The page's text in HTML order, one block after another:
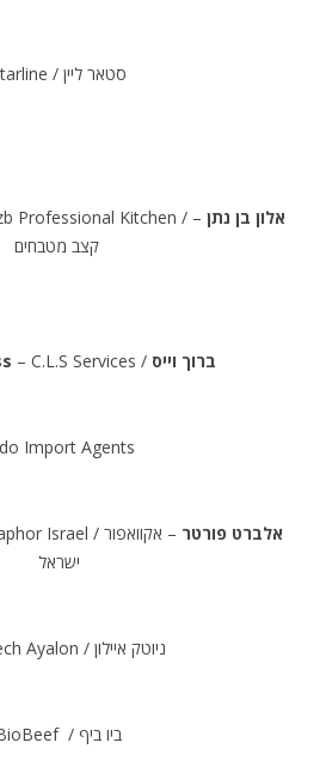
Starline / סטאר ליין
Professional Kitchen / אלון בן נתן –
קצב מטבחים
– C.L.S Services /
Import Agents
Israel / אלברט פורטר – אקוואפור
ישראל
Newtech Ayalon / ניוטק איילון
BioBeef / ביו ביף